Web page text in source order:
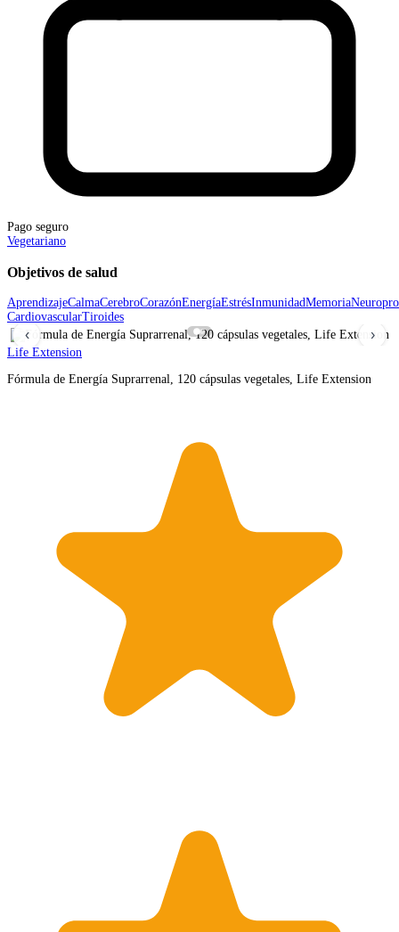
Pago seguro
Vegetariano
Objetivos de salud
AprendizajeCalmaCerebroCorazónEnergíaEstrésInmunidadMemoria
CardiovascularTiroides
‹ ›
Life Extension
Fórmula de Energía Suprarrenal, 120 cápsulas vegetales, Life Extension